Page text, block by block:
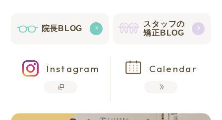
院長BLOG
スタッフの
矯正BLOG
Instagram Calendar